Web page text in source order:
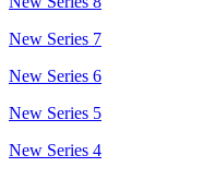
New Series 7
New Series 6
New Series 5
New Series 4